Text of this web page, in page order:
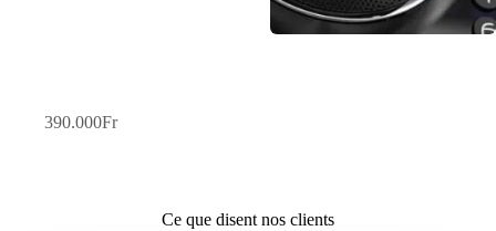
390.000Fr
Ce que disent nos clients